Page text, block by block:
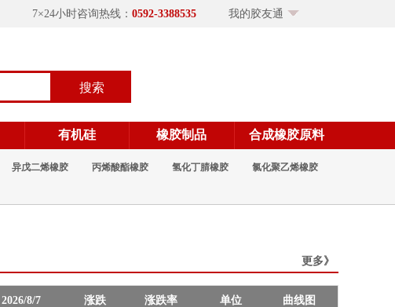
7×24小时咨询热线： 0592-3388535 我的胶友通
搜索
有机硅 橡胶制品 合成橡胶原料
异戊二烯橡胶 丙烯酸酯橡胶 氢化丁腈橡胶
氯化聚乙烯橡胶
更多》
2026/8/7 涨跌 涨跌率 单位 曲线图